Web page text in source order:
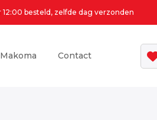
12:00 besteld, zelfde dag verzonden
Contact